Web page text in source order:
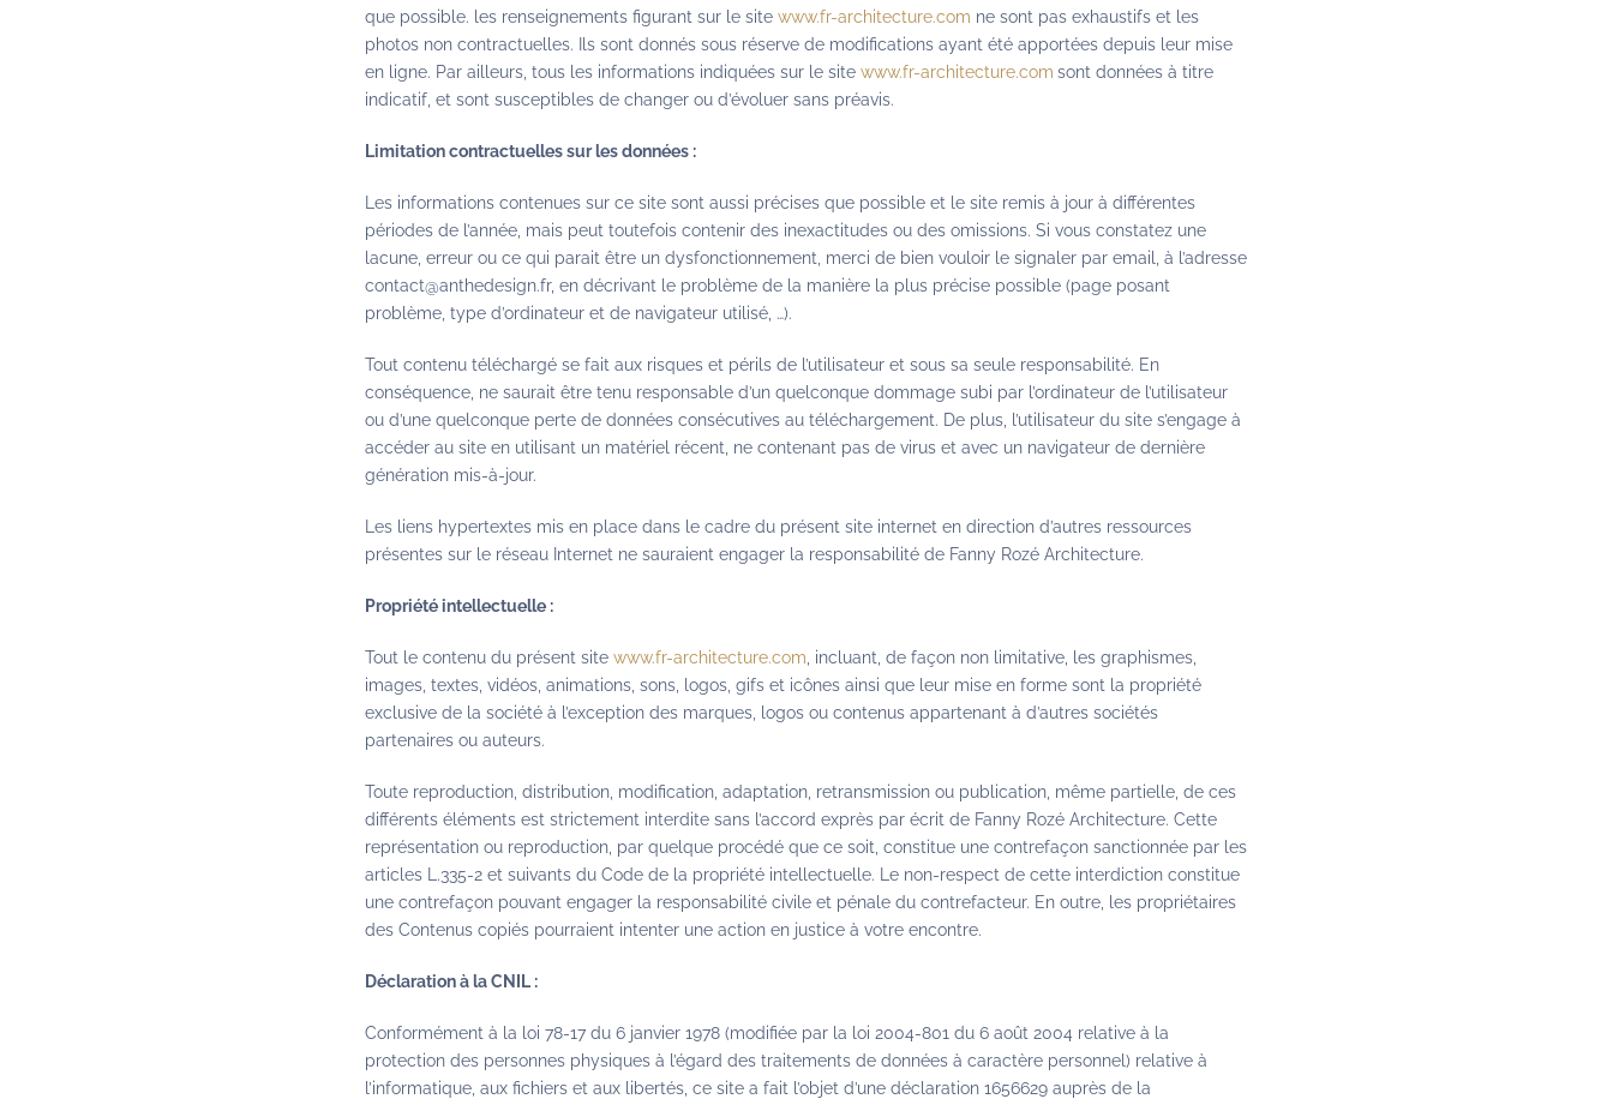
que possible. les renseignements figurant sur le site www.fr-architecture.com ne sont pas exhaustifs et les
photos non contractuelles. Ils sont donnés sous réserve de modifications ayant été apportées depuis leur mise
en ligne. Par ailleurs, tous les informations indiquées sur le site www.fr-architecture.com sont données à titre
indicatif, et sont susceptibles de changer ou d’évoluer sans préavis.
Limitation contractuelles sur les données :
Les informations contenues sur ce site sont aussi précises que possible et le site remis à jour à différentes
périodes de l’année, mais peut toutefois contenir des inexactitudes ou des omissions. Si vous constatez une
lacune, erreur ou ce qui parait être un dysfonctionnement, merci de bien vouloir le signaler par email, à l’adresse
contact@anthedesign.fr, en décrivant le problème de la manière la plus précise possible (page posant
problème, type d’ordinateur et de navigateur utilisé, …).
Tout contenu téléchargé se fait aux risques et périls de l’utilisateur et sous sa seule responsabilité. En
conséquence, ne saurait être tenu responsable d’un quelconque dommage subi par l’ordinateur de l’utilisateur
ou d’une quelconque perte de données consécutives au téléchargement. De plus, l’utilisateur du site s’engage à
accéder au site en utilisant un matériel récent, ne contenant pas de virus et avec un navigateur de dernière
génération mis-à-jour.
Les liens hypertextes mis en place dans le cadre du présent site internet en direction d’autres ressources
présentes sur le réseau Internet ne sauraient engager la responsabilité de Fanny Rozé Architecture.
Propriété intellectuelle :
Tout le contenu du présent site www.fr-architecture.com , incluant, de façon non limitative, les graphismes,
images, textes, vidéos, animations, sons, logos, gifs et icônes ainsi que leur mise en forme sont la propriété
exclusive de la société à l’exception des marques, logos ou contenus appartenant à d’autres sociétés
partenaires ou auteurs.
Toute reproduction, distribution, modification, adaptation, retransmission ou publication, même partielle, de ces
différents éléments est strictement interdite sans l’accord exprès par écrit de Fanny Rozé Architecture. Cette
représentation ou reproduction, par quelque procédé que ce soit, constitue une contrefaçon sanctionnée par les
articles L.335-2 et suivants du Code de la propriété intellectuelle. Le non-respect de cette interdiction constitue
une contrefaçon pouvant engager la responsabilité civile et pénale du contrefacteur. En outre, les propriétaires
des Contenus copiés pourraient intenter une action en justice à votre encontre.
Déclaration à la CNIL :
Conformément à la loi 78-17 du 6 janvier 1978 (modifiée par la loi 2004-801 du 6 août 2004 relative à la
protection des personnes physiques à l’égard des traitements de données à caractère personnel) relative à
l’informatique, aux fichiers et aux libertés, ce site a fait l’objet d’une déclaration 1656629 auprès de la